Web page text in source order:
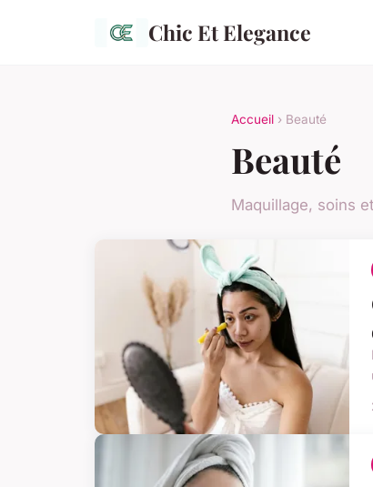
Chic Et Elegance
Accueil › Beauté
Beauté
Maquillage, soins